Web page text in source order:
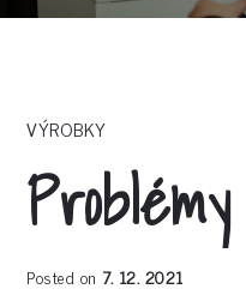
VÝROBKY
Posted on 7. 12. 2021